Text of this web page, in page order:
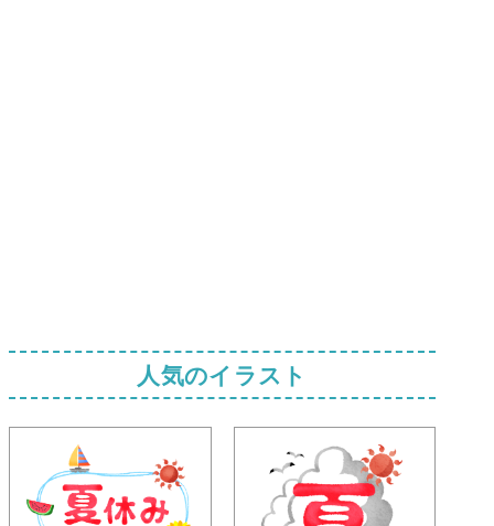
人気のイラスト